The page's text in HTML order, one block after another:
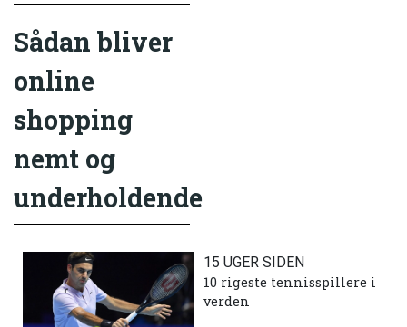
Sådan bliver
online
shopping
nemt og
underholdende
15 UGER SIDEN
10 rigeste tennisspillere i
verden